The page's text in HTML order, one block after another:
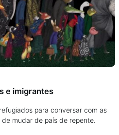
e imigrantes
para conversar com as
mudar de país de repente.